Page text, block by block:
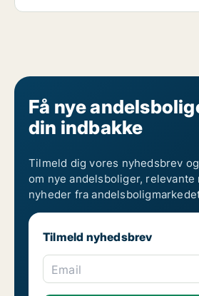
Få nye
din indbakke
Tilmeld dig vores nyhedsbrev
om nye andelsboliger, relevante
nyheder fra
Tilmeld nyhedsbrev
Email